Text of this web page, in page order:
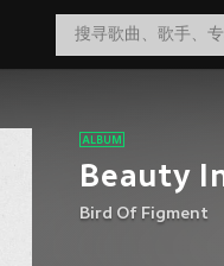
Beauty
Bird Of Figment